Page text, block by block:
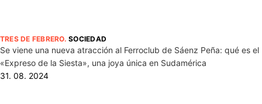
TRES DE FEBRERO.SOCIEDAD
Se viene una nueva atracción al Ferroclub de Sáenz Peña: qué es el
«Expreso de la Siesta», una joya única en Sudamérica
31. 08. 2024